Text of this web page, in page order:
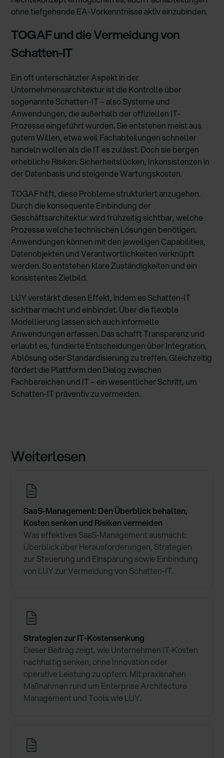
ohne tiefgehende EA-Vorkenntnisse aktiv einzubinden.
TOGAF und die Vermeidung von
Schatten-IT
Ein oft unterschätzter Aspekt in der
Unternehmensarchitektur ist die Kontrolle über
sogenannte Schatten-IT – also Systeme und
Anwendungen, die außerhalb der offiziellen IT-
Prozesse eingeführt wurden. Sie entstehen meist aus
gutem Willen, etwa weil Fachabteilungen schneller
handeln wollen als die IT es zulässt. Doch sie bergen
erhebliche Risiken: Sicherheitslücken, Inkonsistenzen in
der Datenbasis und steigende Wartungskosten.
TOGAF hilft, diese Probleme strukturiert anzugehen.
Durch die konsequente Einbindung der
Geschäftsarchitektur wird frühzeitig sichtbar, welche
Prozesse welche technischen Lösungen benötigen.
Anwendungen können mit den jeweiligen Capabilities,
Datenobjekten und Verantwortlichkeiten verknüpft
werden. So entstehen klare Zuständigkeiten und ein
konsistentes Zielbild.
LUY verstärkt diesen Effekt, indem es Schatten-IT
sichtbar macht und einbindet. Über die flexible
Modellierung lassen sich auch informelle
Anwendungen erfassen. Das schafft Transparenz und
erlaubt es, fundierte Entscheidungen über Integration,
Ablösung oder Standardisierung zu treffen. Gleichzeitig
fördert die Plattform den Dialog zwischen
Fachbereichen und IT – ein wesentlicher Schritt, um
Schatten-IT präventiv zu vermeiden.
Weiterlesen
SaaS-Management: Den Überblick behalten,
Kosten senken und Risiken vermeiden
Was effektives SaaS-Management ausmacht:
Überblick über Herausforderungen, Strategien
zur Steuerung und Einsparung sowie Einbindung
von LUY zur Vermeidung von Schatten-IT.
Strategien zur IT-Kostensenkung
Dieser Beitrag zeigt, wie Unternehmen IT‑Kosten
nachhaltig senken, ohne Innovation oder
operative Leistung zu opfern. Mit praxisnahen
Maßnahmen rund um Enterprise Architecture
Management und Tools wie LUY.